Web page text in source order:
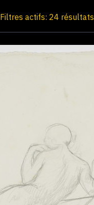
Filtres actifs: 24 résultats